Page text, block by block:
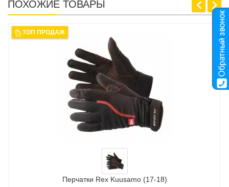
ПОХОЖИЕ ТОВАРЫ
ТОП ПРОДАЖ
Перчатки Rex Kuusamo (17-18)